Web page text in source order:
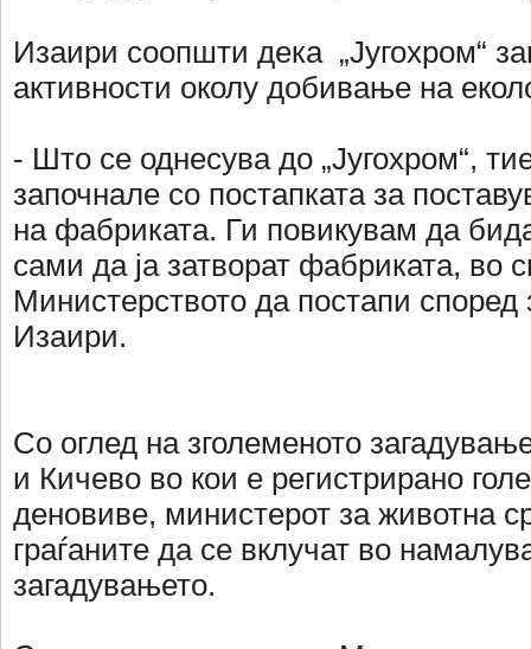
Изаири соопшти дека „Југохром“
активности околу добивање на
- Што се однесува до „Југохром“,
започнале со постапката за
на фабриката. Ги повикувам да
сами да ја затворат фабриката, во
Министерството да постапи според
Изаири.
Со оглед на зголеменото
и Кичево во кои е регистрирано
деновиве, министерот за животна
граѓаните да се вклучат во
загадувањето.